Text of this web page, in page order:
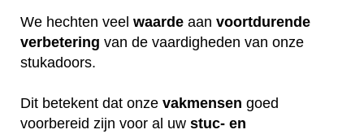
We hechten veel waarde aan voortdurende
verbetering van de vaardigheden van onze
stukadoors.
Dit betekent dat onze vakmensen goed
voorbereid zijn voor al uw stuc- en